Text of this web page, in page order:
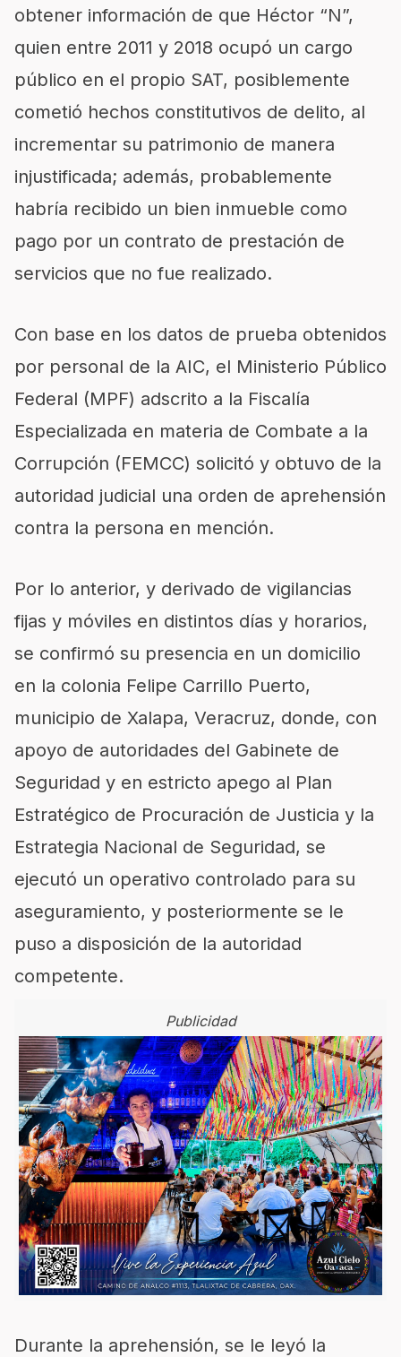
obtener información de que Héctor “N”,
quien entre 2011 y 2018 ocupó un cargo
público en el propio SAT, posiblemente
cometió hechos constitutivos de delito, al
incrementar su patrimonio de manera
injustificada; además, probablemente
habría recibido un bien inmueble como
pago por un contrato de prestación de
servicios que no fue realizado.
Con base en los datos de prueba obtenidos
por personal de la AIC, el Ministerio Público
Federal (MPF) adscrito a la Fiscalía
Especializada en materia de Combate a la
Corrupción (FEMCC) solicitó y obtuvo de la
autoridad judicial una orden de aprehensión
contra la persona en mención.
Por lo anterior, y derivado de vigilancias
fijas y móviles en distintos días y horarios,
se confirmó su presencia en un domicilio
en la colonia Felipe Carrillo Puerto,
municipio de Xalapa, Veracruz, donde, con
apoyo de autoridades del Gabinete de
Seguridad y en estricto apego al Plan
Estratégico de Procuración de Justicia y la
Estrategia Nacional de Seguridad, se
ejecutó un operativo controlado para su
aseguramiento, y posteriormente se le
puso a disposición de la autoridad
competente.
Publicidad
Durante la aprehensión, se le leyó la